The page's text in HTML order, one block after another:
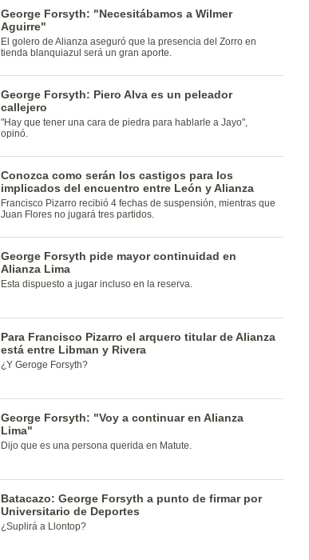
George Forsyth: "Necesitábamos a Wilmer
Aguirre"
El golero de Alianza aseguró que la presencia del Zorro en
tienda blanquiazul será un gran aporte.
George Forsyth: Piero Alva es un peleador
callejero
"Hay que tener una cara de piedra para hablarle a Jayo",
opinó.
Conozca como serán los castigos para los
implicados del encuentro entre León y Alianza
Francisco Pizarro recibió 4 fechas de suspensión, mientras que
Juan Flores no jugará tres partidos.
George Forsyth pide mayor continuidad en
Alianza Lima
Esta dispuesto a jugar incluso en la reserva.
Para Francisco Pizarro el arquero titular de Alianza
está entre Libman y Rivera
¿Y Geroge Forsyth?
George Forsyth: "Voy a continuar en Alianza
Lima"
Dijo que es una persona querida en Matute.
Batacazo: George Forsyth a punto de firmar por
Universitario de Deportes
¿Suplirá a Llontop?